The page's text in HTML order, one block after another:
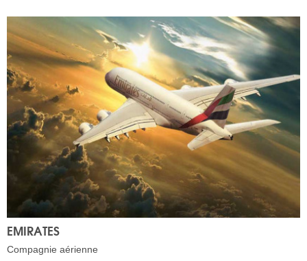
EMIRATES
Compagnie aérienne